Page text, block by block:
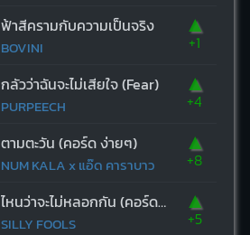
ฟ้าสีครามกับความเป็นจริง
BOVINI
▲
+1
กลัวว่าฉันจะไม่เสียใจ (Fear)
PURPEECH
▲
+4
ตามตะวัน (คอร์ด ง่ายๆ)
NUM KALA x แอ๊ด คาราบาว
▲
+8
ไหนว่าจะไม่หลอกกัน (คอร์ด ง่ายๆ)
SILLY FOOLS
▲
+5